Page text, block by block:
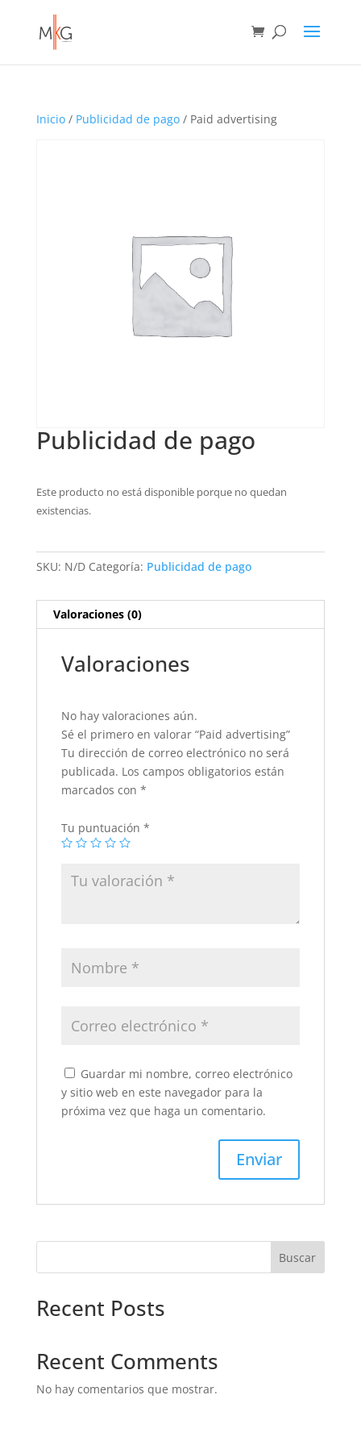
Inicio/ Publicidad de pago/ Paid advertising
Publicidad de pago
Este producto no está disponible porque no quedan
existencias.
SKU: N/D Categoría: Publicidad de pago
Valoraciones (0)
Valoraciones
No hay valoraciones aún.
Sé el primero en valorar “Paid advertising”
Tu dirección de correo electrónico no será
publicada. Los campos obligatorios están
marcados con *
Tu puntuación *
Guardar mi nombre, correo electrónico
y sitio web en este navegador para la
próxima vez que haga un comentario.
Buscar
Recent Posts
Recent Comments
No hay comentarios que mostrar.